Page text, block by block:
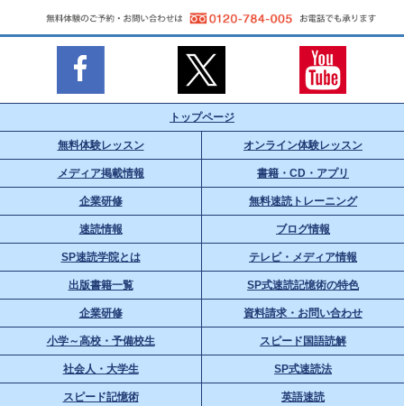
トップページ
無料体験レッスン オンライン体験レッスン
メディア掲載情報 書籍・CD・アプリ
企業研修 無料速読トレーニング
速読情報 ブログ情報
SP速読学院とは テレビ・メディア情報
出版書籍一覧 SP式速読記憶術の特色
企業研修 資料請求・お問い合わせ
小学～高校・予備校生 スピード国語読解
社会人・大学生 SP式速読法
スピード記憶術 英語速読